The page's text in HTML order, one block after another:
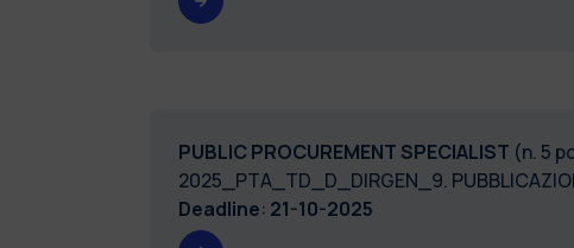
PUBLIC PROCUREMENT SPECIALIST (n. 5
2025_PTA_TD_D_DIRGEN_9.
Deadline: 21-10-2025